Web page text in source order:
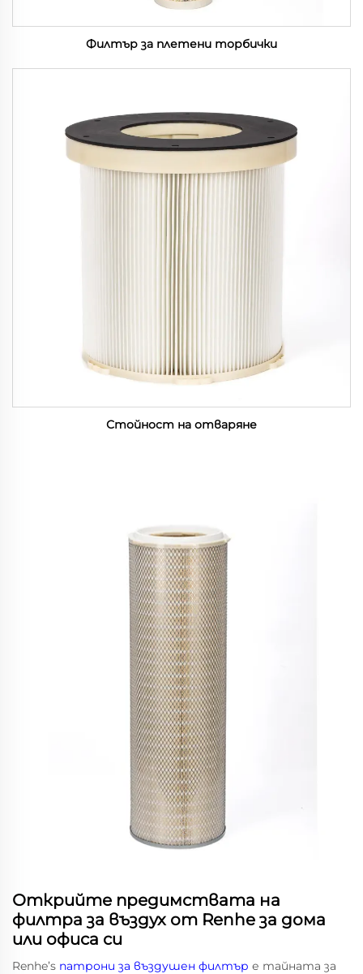
Филтър за плетени торбички
Стойност на отваряне
Открийте предимствата на
филтра за въздух от Renhe за дома
или офиса си
Renhe’s патрони за въздушен филтър е тайната за